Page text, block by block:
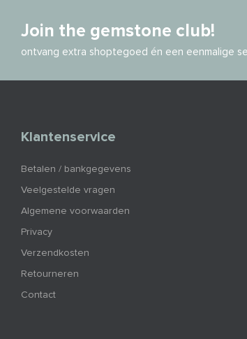
Join the gemstone club!
ontvang extra shoptegoed én een eenmalige
Klantenservice
Betalen / bankgegevens
Veelgestelde vragen
Algemene voorwaarden
Privacy
Verzendkosten
Retourneren
Contact